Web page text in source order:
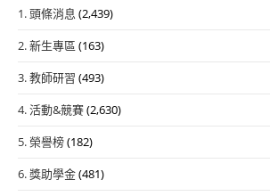
1. 頭條消息 (2,439)
2. 新生專區 (163)
3. 教師研習 (493)
4. 活動&競賽(2,630)
5. 榮譽榜(182)
6. 獎助學金(481)